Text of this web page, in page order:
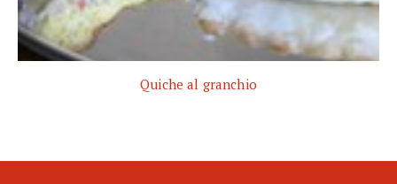
Quiche al granchio